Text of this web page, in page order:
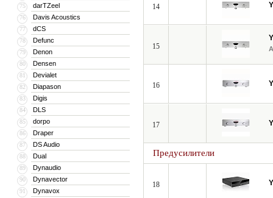
75 darTZeel
76 Davis Acoustics
77 dCS
78 Defunc
79 Denon
80 Densen
81 Devialet
82 Diapason
83 Digis
84 DLS
85 dorpo
86 Draper
87 DS Audio
88 Dual
89 Dynaudio
90 Dynavector
91 Dynavox
14
15
16
17
Предусилители
18